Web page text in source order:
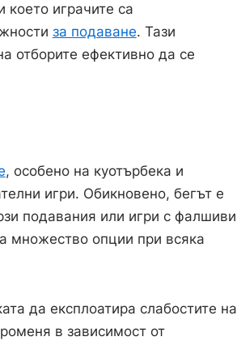
играчите са
за подаване. Тази
отборите ефективно да се
, особено на куотърбека и
игри. Обикновено, бегът е
подавания или игри с фалшиви
множество опции при всяка
да експлоатира слабостите на
в зависимост от